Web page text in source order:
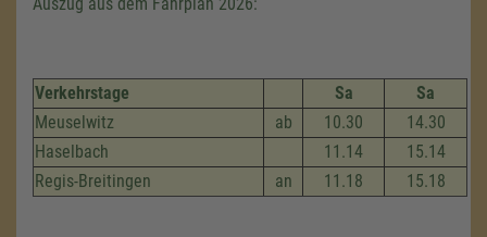
Verkehrstage Sa
Sa
Meuselwitz
ab 10.30
14.30
Haselbach
11.14
15.14
Regis-Breitingen
an 11.18 15.18